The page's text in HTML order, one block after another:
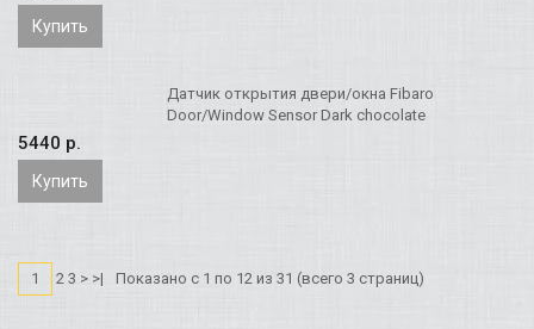
Купить
Датчик открытия двери/окна Fibaro
Door/Window Sensor Dark chocolate
5440 p.
Купить
1 2 3 > >| Показано с 1 по 12 из 31 (всего 3 страниц)